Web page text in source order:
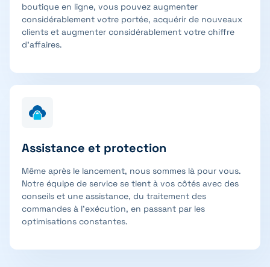
boutique en ligne, vous pouvez augmenter
considérablement votre portée, acquérir de nouveaux
clients et augmenter considérablement votre chiffre
d’affaires.
Assistance et protection
Même après le lancement, nous sommes là pour vous.
Notre équipe de service se tient à vos côtés avec des
conseils et une assistance, du traitement des
commandes à l’exécution, en passant par les
optimisations constantes.